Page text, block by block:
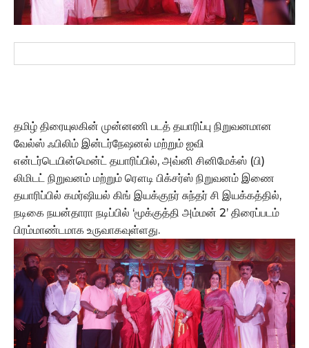
தமிழ் திரையுலகின் முன்னணி படத் தயாரிப்பு நிறுவனமான
வேல்ஸ் ஃபிலிம் இன்டர்நேஷனல் மற்றும் ஐவி
என்டர்டெயின்மென்ட் தயாரிப்பில், அவ்னி சினிமேக்ஸ் (பி)
லிமிடட் நிறுவனம் மற்றும் ரௌடி பிக்சர்ஸ் நிறுவனம் இணை
தயாரிப்பில் கமர்ஷியல் கிங் இயக்குநர் சுந்தர் சி இயக்கத்தில்,
நடிகை நயன்தாரா நடிப்பில் ‘மூக்குத்தி அம்மன் 2’ திரைப்படம்
பிரம்மாண்டமாக உருவாகவுள்ளது.